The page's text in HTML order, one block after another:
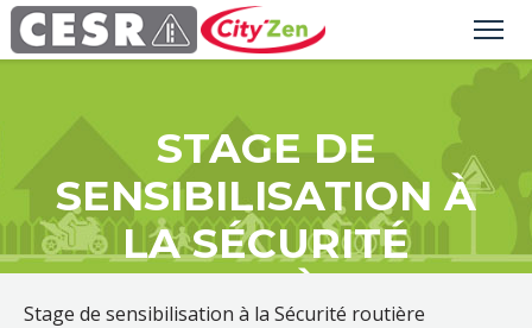
STAGE DE
SENSIBILISATION À
LA SÉCURITÉ
ROUTIÈRE
Stage de sensibilisation à la Sécurité routière